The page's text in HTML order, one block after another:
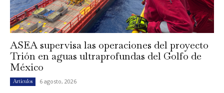
ASEA supervisa las operaciones del proyecto
Trión en aguas ultraprofundas del Golfo de
México
Artículos 6 agosto, 2026